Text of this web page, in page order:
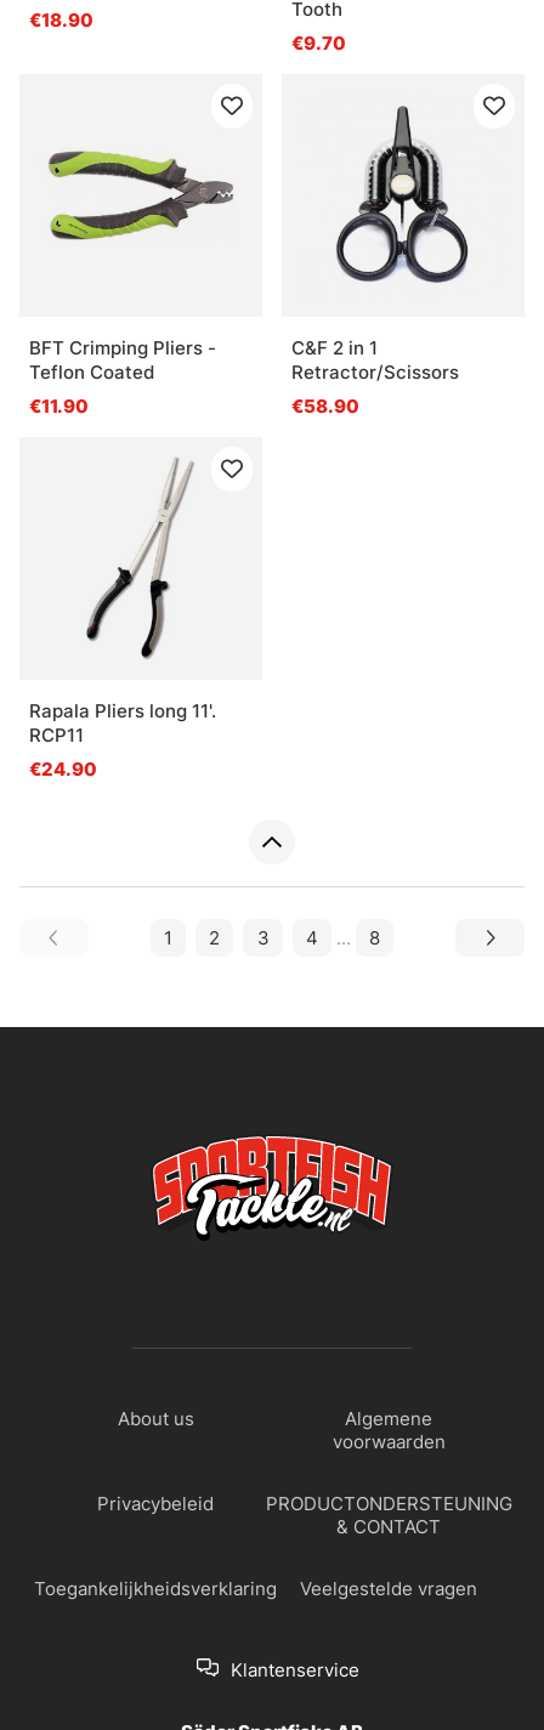
€18.90
Tooth
€9.70
BFT Crimping Pliers -
Teflon Coated
€11.90
C&F 2 in 1
Retractor/Scissors
€58.90
Rapala Pliers long 11'.
RCP11
€24.90
1 2 3 4 ... 8
About us
Algemene
voorwaarden
Privacybeleid
PRODUCTONDERSTEUNING
& CONTACT
Toegankelijkheidsverklaring Veelgestelde vragen
Klantenservice